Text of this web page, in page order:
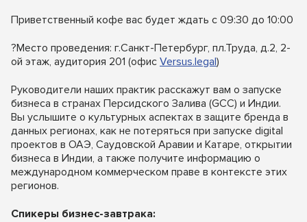
Приветственный кофе вас будет ждать с 09:30 до 10:00
?Место проведения: г.Санкт-Петербург, пл.Труда, д.2, 2-
ой этаж, аудитория 201 (офис Versus.legal)
Руководители наших практик расскажут вам о запуске
бизнеса в странах Персидского Залива (GCC) и Индии.
Вы услышите о культурных аспектах в защите бренда в
данных регионах, как не потеряться при запуске digital
проектов в ОАЭ, Саудовской Аравии и Катаре, открытии
бизнеса в Индии, а также получите информацию о
международном коммерческом праве в контексте этих
регионов.
Спикеры бизнес-завтрака: